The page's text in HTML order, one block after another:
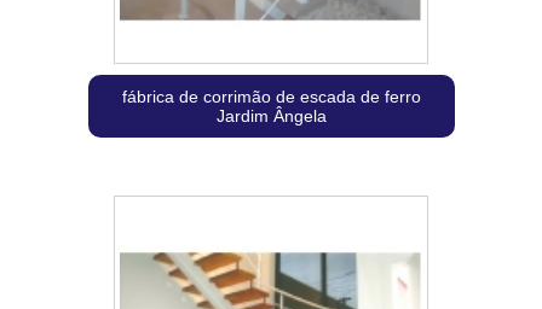
fábrica de corrimão de escada de ferro
Jardim Ângela